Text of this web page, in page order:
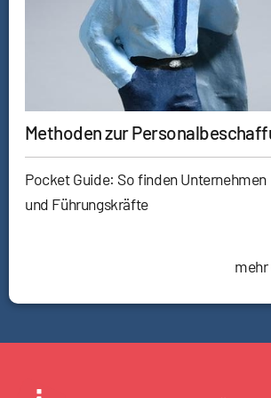
Methoden zur
Pocket Guide: So finden
und Führungskräfte